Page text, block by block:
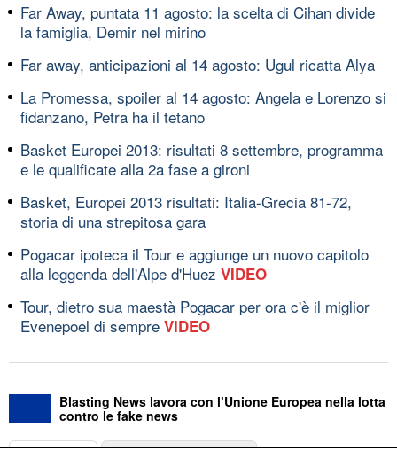
Far Away, puntata 11 agosto: la scelta di Cihan divide
la famiglia, Demir nel mirino
Far away, anticipazioni al 14 agosto: Ugul ricatta Alya
La Promessa, spoiler al 14 agosto: Angela e Lorenzo si
fidanzano, Petra ha il tetano
Basket Europei 2013: risultati 8 settembre, programma
e le qualificate alla 2a fase a gironi
Basket, Europei 2013 risultati: Italia-Grecia 81-72,
storia di una strepitosa gara
Pogacar ipoteca il Tour e aggiunge un nuovo capitolo
alla leggenda dell'Alpe d'Huez VIDEO
Tour, dietro sua maestà Pogacar per ora c'è il miglior
Evenepoel di sempre VIDEO
Blasting News lavora con l’Unione Europea nella lotta
contro le fake news